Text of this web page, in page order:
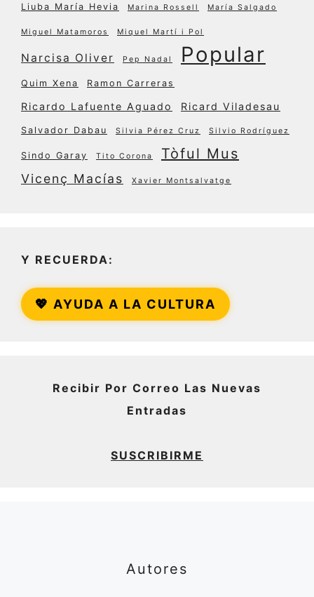
Liuba María Hevia Marina Rossell María Salgado
Miguel Matamoros Miquel Martí i Pol
Narcisa Oliver Pep Nadal Popular
Quim Xena Ramon Carreras
Ricardo Lafuente Aguado Ricard Viladesau
Salvador Dabau Silvia Pérez Cruz Silvio Rodríguez
Sindo Garay Tito Corona Tòful Mus
Vicenç Macías Xavier Montsalvatge
Y RECUERDA:
💖 AYUDA A LA CULTURA
Recibir Por Correo Las Nuevas
Entradas
SUSCRIBIRME
Autores